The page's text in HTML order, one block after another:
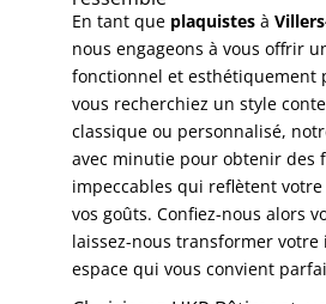
En tant que plaquistesà
nous engageons à vous offrir
fonctionnel et esthétiquement
vous recherchiez un style
classique ou personnalisé,
avec minutie pour obtenir des
impeccables qui reflètent
vos goûts. Confiez-nous alors
laissez-nous transformer
espace qui vous convient